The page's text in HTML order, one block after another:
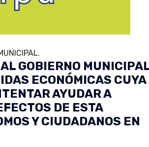
GOBIERNO
ECONÓMICAS CUYA
AYUDAR A
DE ESTA
Y CIUDADANOS EN